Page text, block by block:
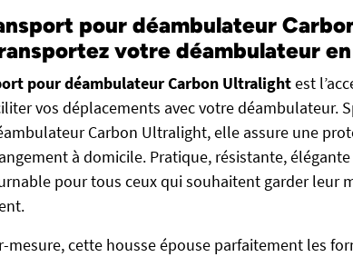
pour déambulateur
votre déambulateur
pour déambulateur Carbon Ultralightest
vos déplacements avec votre déambulateur.
Carbon Ultralight, elle assure une
à domicile. Pratique, résistante,
pour tous ceux qui souhaitent garder leur
mesure, cette housse épouse parfaitement les